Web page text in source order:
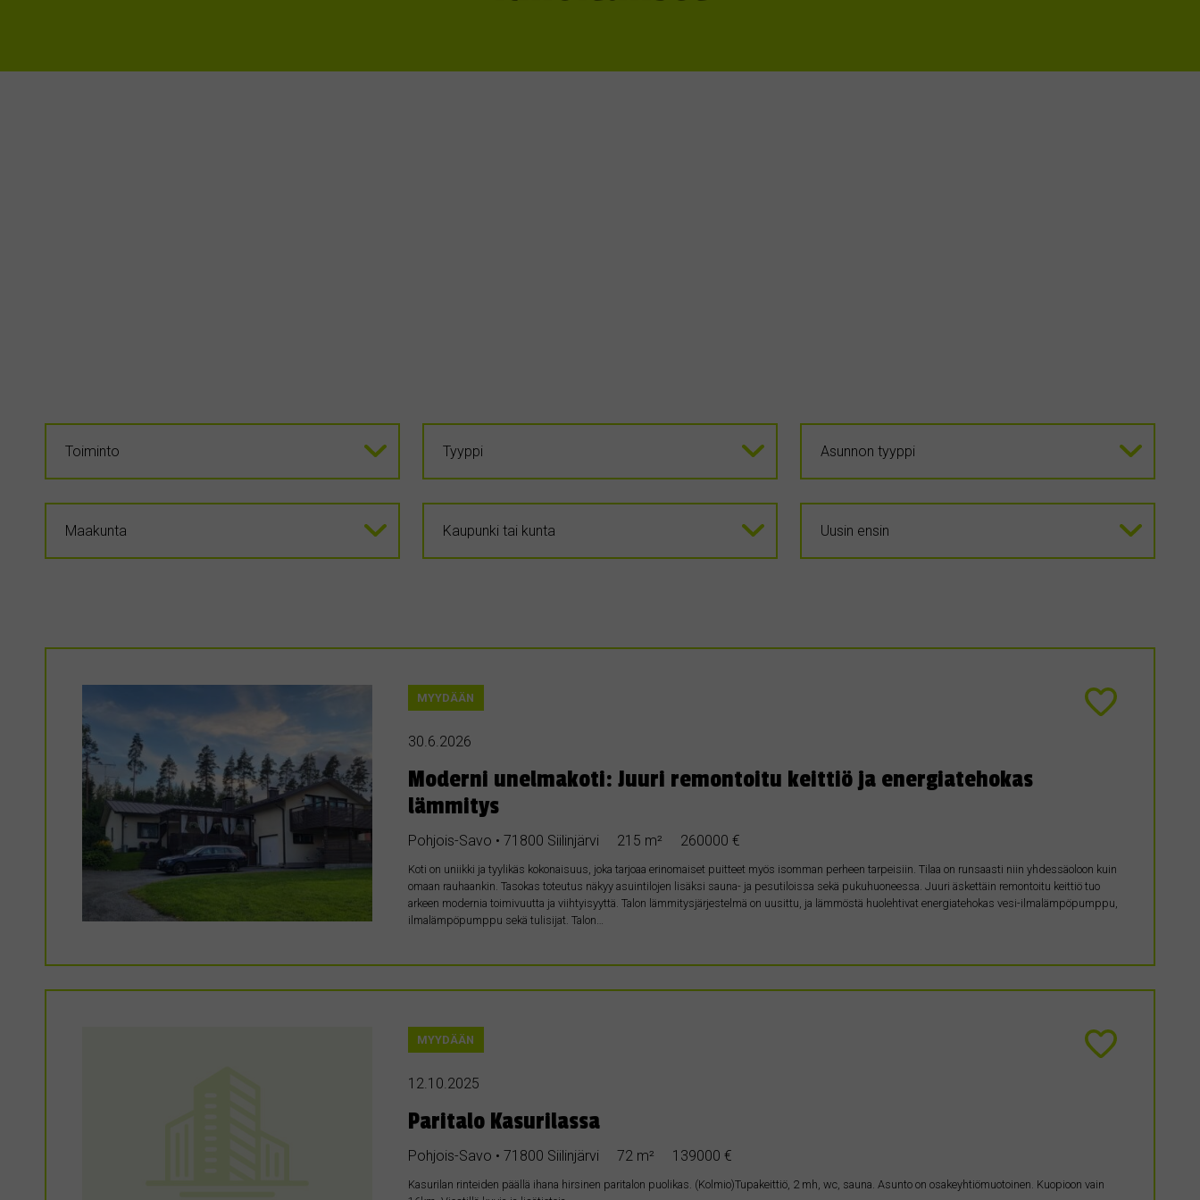
MYYDÄÄN
30.6.2026
Moderni unelmakoti: Juuri remontoitu keittiö ja energiatehokas
lämmitys
Pohjois-Savo • 71800 Siilinjärvi 215 m² 260000 €
Koti on uniikki ja tyylikäs kokonaisuus, joka tarjoaa erinomaiset puitteet myös isomman perheen tarpeisiin. Tilaa on runsaasti niin yhdessäoloon kuin
omaan rauhaankin. Tasokas toteutus näkyy asuintilojen lisäksi sauna- ja pesutiloissa sekä pukuhuoneessa. Juuri äskettäin remontoitu keittiö tuo
arkeen modernia toimivuutta ja viihtyisyyttä. Talon lämmitysjärjestelmä on uusittu, ja lämmöstä huolehtivat energiatehokas vesi-ilmalämpöpumppu,
ilmalämpöpumppu sekä tulisijat. Talon…
MYYDÄÄN
12.10.2025
Paritalo Kasurilassa
Pohjois-Savo • 71800 Siilinjärvi 72 m² 139000 €
Kasurilan rinteiden päällä ihana hirsinen paritalon puolikas. (Kolmio)Tupakeittiö, 2 mh, wc, sauna. Asunto on osakeyhtiömuotoinen. Kuopioon vain